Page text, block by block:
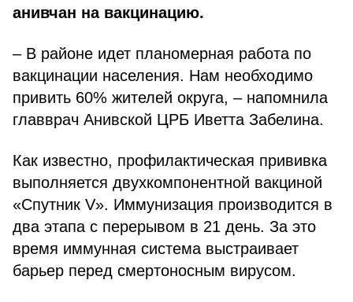
анивчан на вакцинацию.
– В районе идет планомерная работа по
вакцинации населения. Нам необходимо
привить 60% жителей округа, – напомнила
главврач Анивской ЦРБ Иветта Забелина.
Как известно, профилактическая прививка
выполняется двухкомпонентной вакциной
«Спутник V». Иммунизация производится в
два этапа с перерывом в 21 день. За это
время иммунная система выстраивает
барьер перед смертоносным вирусом.